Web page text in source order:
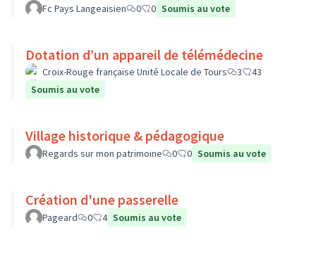
Fc Pays Langeaisien 0 0 Soumis au vote
Dotation d’un appareil de télémédecine
Croix-Rouge française Unité Locale de Tours 3
43
Soumis au vote
Village historique & pédagogique
Regards sur mon patrimoine 0 0 Soumis au vote
Création d'une passerelle
Pageard 0 4 Soumis au vote